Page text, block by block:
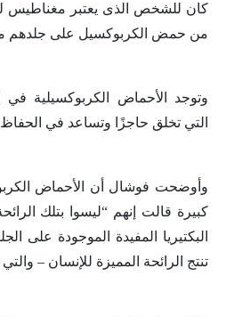
كان للشخص الذى يعتبر مغناطيس
من حمض الكربوكسيل على جلدهم
وتوجد الأحماض الكربوكسيلية في
التي تخلق حاجزًا وتساعد في
وأوضحت فوشال أن الأحماض
كبيرة قالت إنهم “ليسوا بتلك
البكتيريا المفيدة الموجودة على
تنتج الرائحة المميزة للإنسان –